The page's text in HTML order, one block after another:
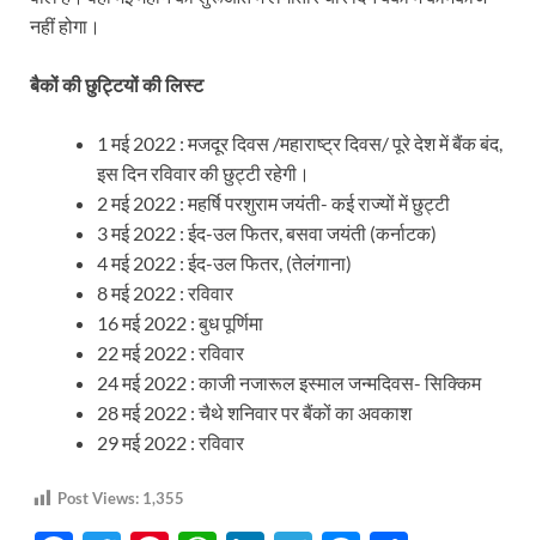
नहीं होगा।
बैकों की छुट्टियों की लिस्ट
1 मई 2022 : मजदूर दिवस /महाराष्ट्र दिवस/ पूरे देश में बैंक बंद,
इस दिन रविवार की छुट्टी रहेगी।
2 मई 2022 : महर्षि परशुराम जयंती- कई राज्यों में छुट्टी
3 मई 2022 : ईद-उल फितर, बसवा जयंती (कर्नाटक)
4 मई 2022 : ईद-उल फितर, (तेलंगाना)
8 मई 2022 : रविवार
16 मई 2022 : बुध पूर्णिमा
22 मई 2022 : रविवार
24 मई 2022 : काजी नजारूल इस्माल जन्मदिवस- सिक्किम
28 मई 2022 : चैथे शनिवार पर बैंकों का अवकाश
29 मई 2022 : रविवार
Post Views: 1,355